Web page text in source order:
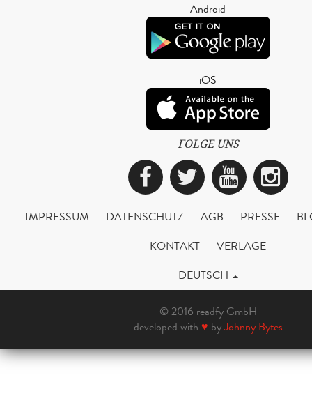
Android
iOS
FOLGE UNS
Facebook
Twitter
IMPRESSUM DATENSCHUTZ AGB PRESSE
KONTAKT
VERLAGE
DEUTSCH
© 2016 readfy GmbH
developed with ♥ byJohnny Bytes